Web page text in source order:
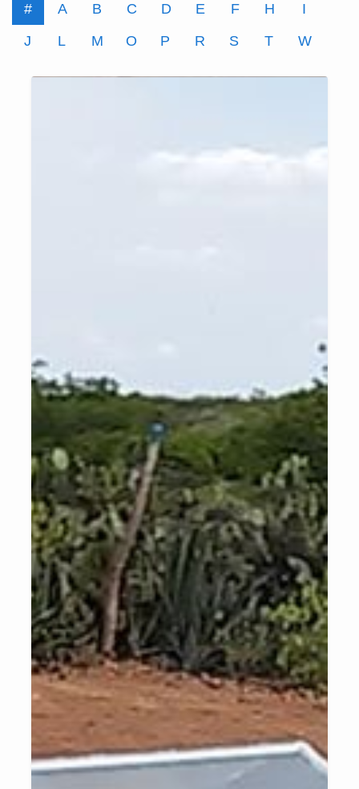
# A B C D E F H
I
J
L M O P R S T W